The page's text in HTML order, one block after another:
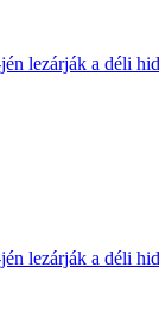
lezárják a déli
lezárják a déli